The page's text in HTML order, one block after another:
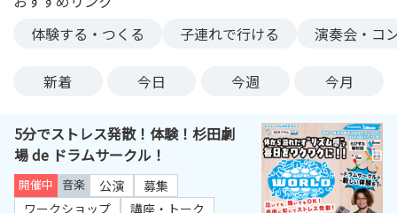
体験する・つくる
子連れで行ける 演奏会・コ
新着 今日 今週 今月
5分でストレス発散！体験！杉田劇
場 de ドラムサークル！
開催中 音楽 公演
募集
ワークショップ
講座・トーク